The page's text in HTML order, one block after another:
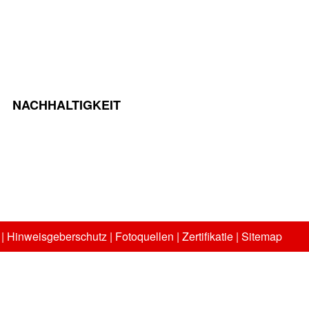
NACHHALTIGKEIT
| Hinweisgeberschutz | Fotoquellen | Zertifikatie | Sitemap